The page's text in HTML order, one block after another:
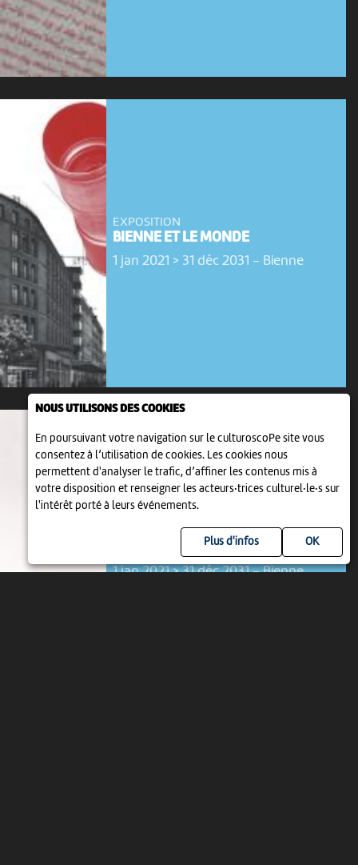
NOUS UTILISONS DES COOKIES
En poursuivant votre navigation sur le culturoscoPe site vous
consentez à l’utilisation de cookies. Les cookies nous
permettent d'analyser le trafic, d’affiner les contenus mis à
votre disposition et renseigner les acteurs·trices culturel·le·s sur
l'intérêt porté à leurs événements.
Plus d'infos
EXPOSITION
BIENNE ET LE MONDE
1 jan 2021 > 31 déc 2031 - Bienne
LA VIE BOURGEOISE AU 19E SIÈCLE
1 jan 2021 > 31 déc 2031-Bienne